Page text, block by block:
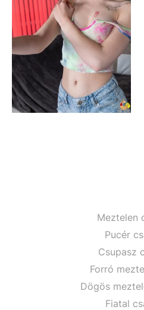
Meztelen
Pucér
Csupasz
Forró
Dögös
Fiatal